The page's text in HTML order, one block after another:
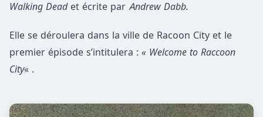
Walking Dead et écrite par Andrew Dabb.
Elle se déroulera dans la ville de Racoon City et le
premier épisode s’intitulera : « Welcome to Raccoon
City« .